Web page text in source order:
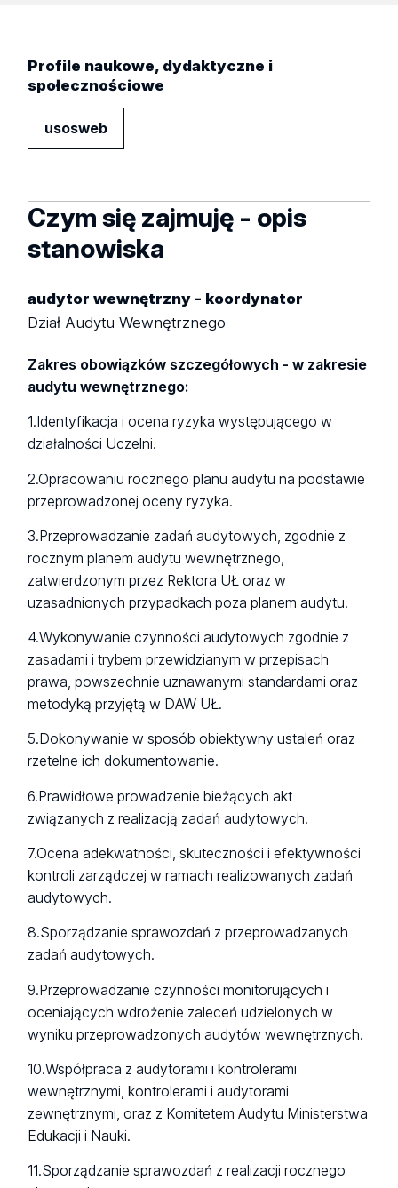
Profile naukowe, dydaktyczne i
społecznościowe
usosweb
Czym się zajmuję - opis
stanowiska
audytor wewnętrzny - koordynator
Dział Audytu Wewnętrznego
Zakres obowiązków szczegółowych - w zakresie
audytu wewnętrznego:
1.Identyfikacja i ocena ryzyka występującego w
działalności Uczelni.
2.Opracowaniu rocznego planu audytu na podstawie
przeprowadzonej oceny ryzyka.
3.Przeprowadzanie zadań audytowych, zgodnie z
rocznym planem audytu wewnętrznego,
zatwierdzonym przez Rektora UŁ oraz w
uzasadnionych przypadkach poza planem audytu.
4.Wykonywanie czynności audytowych zgodnie z
zasadami i trybem przewidzianym w przepisach
prawa, powszechnie uznawanymi standardami oraz
metodyką przyjętą w DAW UŁ.
5.Dokonywanie w sposób obiektywny ustaleń oraz
rzetelne ich dokumentowanie.
6.Prawidłowe prowadzenie bieżących akt
związanych z realizacją zadań audytowych.
7.Ocena adekwatności, skuteczności i efektywności
kontroli zarządczej w ramach realizowanych zadań
audytowych.
8.Sporządzanie sprawozdań z przeprowadzanych
zadań audytowych.
9.Przeprowadzanie czynności monitorujących i
oceniających wdrożenie zaleceń udzielonych w
wyniku przeprowadzonych audytów wewnętrznych.
10.Współpraca z audytorami i kontrolerami
wewnętrznymi, kontrolerami i audytorami
zewnętrznymi, oraz z Komitetem Audytu Ministerstwa
Edukacji i Nauki.
11.Sporządzanie sprawozdań z realizacji rocznego